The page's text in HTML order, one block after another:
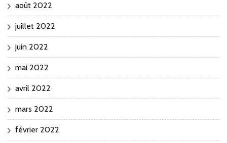
août 2022
juillet 2022
juin 2022
mai 2022
avril 2022
mars 2022
février 2022